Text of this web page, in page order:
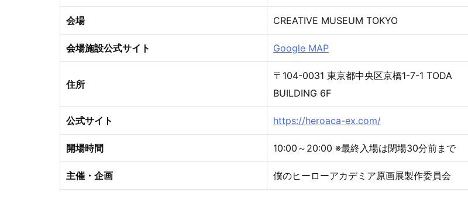
会場 CREATIVE MUSEUM TOKYO
会場施設公式サイト Google MAP
住所
〒104-0031 東京都中央区京橋1-7-1 TODA
BUILDING 6F
公式サイト https://heroaca-ex.com/
開場時間 10:00～20:00 ※最終入場は閉場30分前まで
主催・企画 僕のヒーローアカデミア原画展製作委員会